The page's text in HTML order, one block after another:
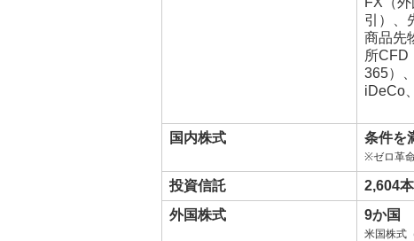
引）、
商品先
所CFD
365）
iDeCo
国内株式
条件を
※ゼロ革
投資信託 2,604本
外国株式
9か国
米国株式